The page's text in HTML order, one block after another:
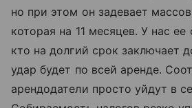
но при этом он задевает
которая на 11 месяцев. У нас
кто на долгий срок заключает
удар будет по всей аренде.
арендодатели просто уйдут в